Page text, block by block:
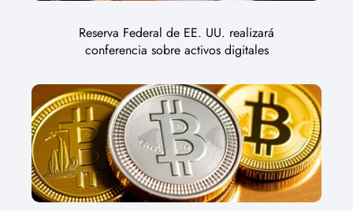
Reserva Federal de EE. UU. realizará
conferencia sobre activos digitales